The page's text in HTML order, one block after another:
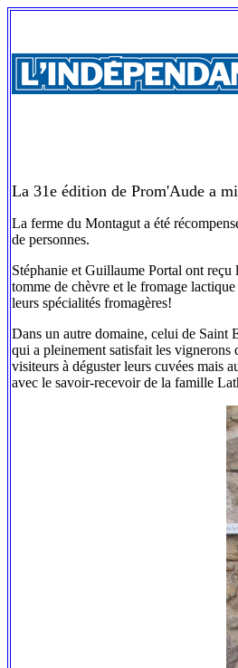
La 31e édition de Prom'Aude a
La ferme du Montagut a été
de personnes.
Stéphanie et Guillaume Portal ont reçu
tomme de chèvre et le fromage
leurs spécialités fromagères!
Dans un autre domaine, celui de Saint
qui a pleinement satisfait les
visiteurs à déguster leurs cuvées mais
avec le savoir-recevoir de la famille